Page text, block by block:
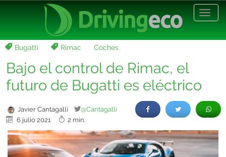
Bugatti Rimac Coches
Bajo el control de Rimac, el
futuro de Bugatti es eléctrico
Javier Cantagalli
@Cantagalli
6 julio 2021
2 min.